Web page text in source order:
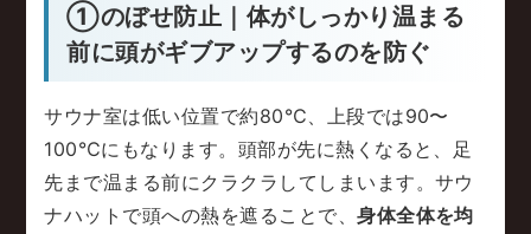
①のぼせ防止｜体がしっかり温まる
前に頭がギブアップするのを防ぐ
サウナ室は低い位置で約80℃、上段では90〜
100℃にもなります。頭部が先に熱くなると、足
先まで温まる前にクラクラしてしまいます。サウ
ナハットで頭への熱を遮ることで、身体全体を均